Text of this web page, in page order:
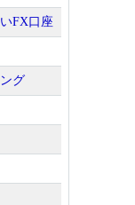
FX口座
グ